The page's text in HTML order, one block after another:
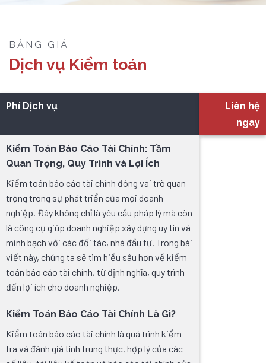
BẢNG GIÁ
Dịch vụ Kiểm toán
Phí Dịch vụ
Liên hệ
ngay
Kiểm Toán Báo Cáo Tài Chính: Tầm
Quan Trọng, Quy Trình và Lợi Ích
Kiểm toán báo cáo tài chính đóng vai trò quan
trọng trong sự phát triển của mọi doanh
nghiệp. Đây không chỉ là yêu cầu pháp lý mà còn
là công cụ giúp doanh nghiệp xây dựng uy tín và
minh bạch với các đối tác, nhà đầu tư. Trong bài
viết này, chúng ta sẽ tìm hiểu sâu hơn về kiểm
toán báo cáo tài chính, từ định nghĩa, quy trình
đến lợi ích cho doanh nghiệp.
Kiểm Toán Báo Cáo Tài Chính Là Gì?
Kiểm toán báo cáo tài chính là quá trình kiểm
tra và đánh giá tính trung thực, hợp lý của các